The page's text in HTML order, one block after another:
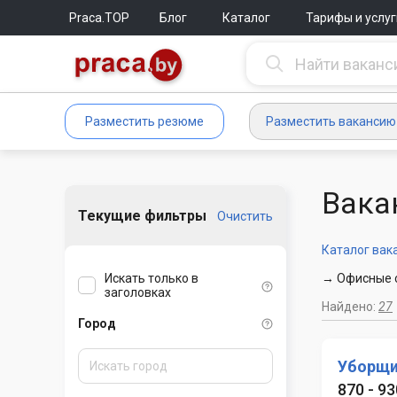
Praca.TOP Блог Каталог Тарифы и
Разместить резюме Разместить вакансию
Текущие фильтры Очистить
Искать только в
заголовках
Город
Каталог
→ Офисные
Найдено: 27
870 -